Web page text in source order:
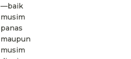
—baik
musim
panas
maupun
musim